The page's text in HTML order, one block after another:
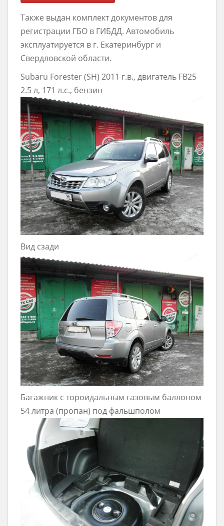
Также выдан комплект документов для
регистрации ГБО в ГИБДД. Автомобиль
эксплуатируется в г. Екатеринбург и
Свердловской области.
Subaru Forester (SH) 2011 г.в., двигатель FB25
2.5 л, 171 л.с., бензин
Вид сзади
Багажник с тороидальным газовым баллоном
54 литра (пропан) под фальшполом